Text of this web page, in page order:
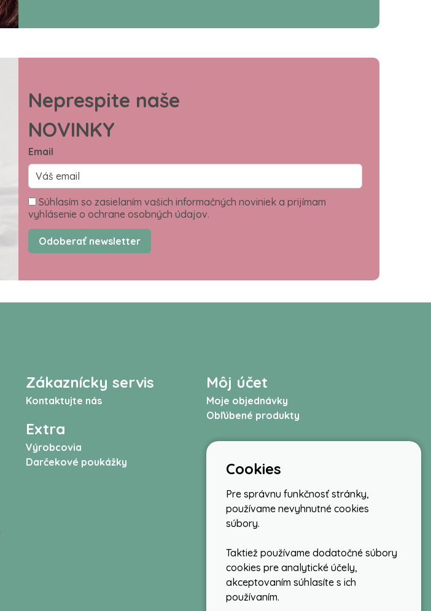
Neprespite naše
NOVINKY
Email
Súhlasím so zasielaním vašich informačných noviniek a prijímam
vyhlásenie o ochrane osobných údajov.
Odoberať newsletter
Zákaznícky servis
Kontaktujte nás
Extra
Výrobcovia
Darčekové poukážky
Môj účet
Moje objednávky
Obľúbené produkty
Cookies
Pre správnu funkčnosť stránky,
používame nevyhnutné cookies
súbory.
Taktiež používame dodatočné súbory
cookies pre analytické účely,
akceptovaním súhlasíte s ich
používaním.